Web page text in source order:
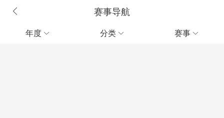
赛事导航
年度  分类  赛事 